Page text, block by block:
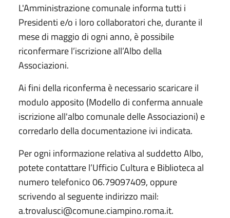
L'Amministrazione comunale informa tutti i
Presidenti e/o i loro collaboratori che, durante il
mese di maggio di ogni anno, è possibile
riconfermare l’iscrizione all’Albo della
Associazioni.
Ai fini della riconferma è necessario scaricare il
modulo apposito (Modello di conferma annuale
iscrizione all'albo comunale delle Associazioni) e
corredarlo della documentazione ivi indicata.
Per ogni informazione relativa al suddetto Albo,
potete contattare l’Ufficio Cultura e Biblioteca al
numero telefonico 06.79097409, oppure
scrivendo al seguente indirizzo mail:
a.trovalusci@comune.ciampino.roma.it.